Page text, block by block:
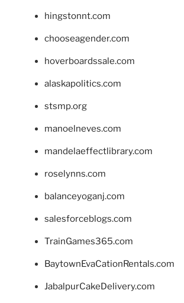
hingstonnt.com
chooseagender.com
hoverboardssale.com
alaskapolitics.com
stsmp.org
manoelneves.com
mandelaeffectlibrary.com
roselynns.com
balanceyoganj.com
salesforceblogs.com
TrainGames365.com
BaytownEvaCationRentals.com
JabalpurCakeDelivery.com